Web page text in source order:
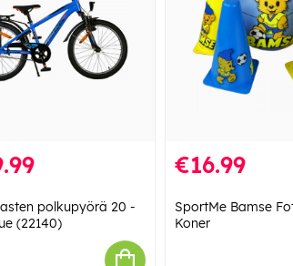
polkupyörä 20 -
(22140)
€16.99
SportMe Bamse
Koner